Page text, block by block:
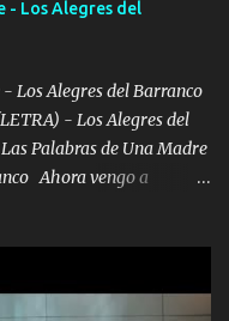
la pinche tristeza me
de mi mente Ella era
- Los Alegres del
Los Alegres del Barranco
- Los Alegres del
Palabras de Una Madre
Ahora vengo a
te olvidaremos, aquí